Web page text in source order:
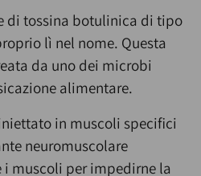
di tossina botulinica di tipo
lì nel nome. Questa
da uno dei microbi
alimentare.
in muscoli specifici
neuromuscolare
muscoli per impedirne la